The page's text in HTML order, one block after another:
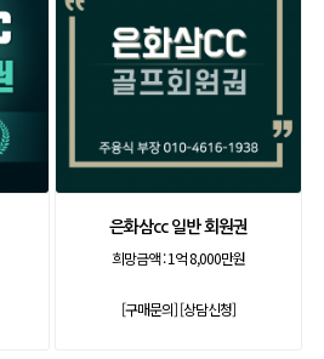
은화삼cc 일반 회원권
희망금액 :1억 8,000만원
[구매문의][상담신청]